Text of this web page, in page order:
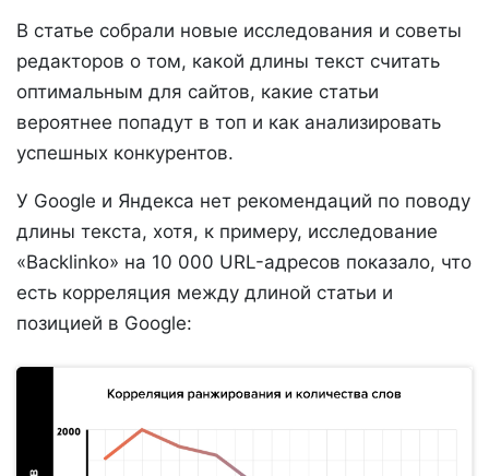
В статье собрали новые исследования и советы
редакторов о том, какой длины текст считать
оптимальным для сайтов, какие статьи
вероятнее попадут в топ и как анализировать
успешных конкурентов.
У Google и Яндекса нет рекомендаций по поводу
длины текста, хотя, к примеру, исследование
«Backlinko» на 10 000 URL-адресов показало, что
есть корреляция между длиной статьи и
позицией в Google: